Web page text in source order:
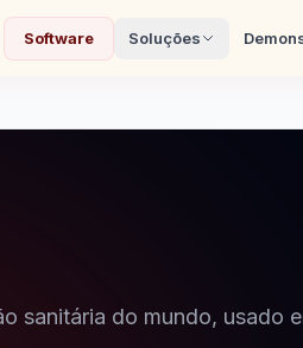
Software Soluções
sanitária do mundo, usado